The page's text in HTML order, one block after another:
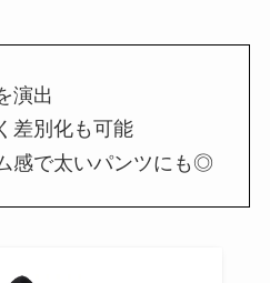
演出
差別化も可能
感で太いパンツにも◎